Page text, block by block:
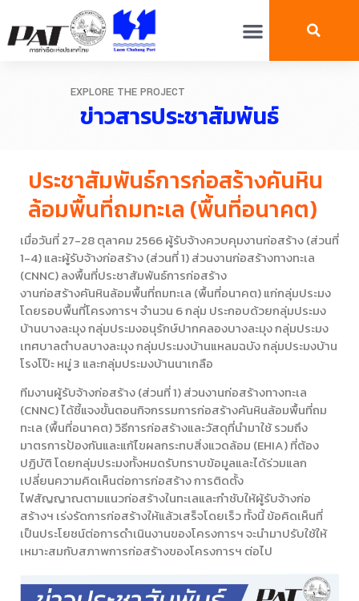
EXPLORE THE PROJECT
ข่าวสารประชาสัมพันธ์
ประชาสัมพันธ์การก่อสร้างคันหิน
ล้อมพื้นที่ถมทะเล (พื้นที่อนาคต)
เมื่อวันที่ 27-28 ตุลาคม 2566 ผู้รับจ้างควบคุมงานก่อสร้าง (ส่วนที่
1-4) และผู้รับจ้างก่อสร้าง (ส่วนที่ 1) ส่วนงานก่อสร้างทางทะเล
(CNNC) ลงพื้นที่ประชาสัมพันธ์การก่อสร้าง
งานก่อสร้างคันหินล้อมพื้นที่ถมทะเล (พื้นที่อนาคต) แก่กลุ่มประมง
โดยรอบพื้นที่โครงการฯ จำนวน 6 กลุ่ม ประกอบด้วยกลุ่มประมง
บ้านบางละมุง กลุ่มประมงอนุรักษ์ปากคลองบางละมุง กลุ่มประมง
เทศบาลตำบลบางละมุง กลุ่มประมงบ้านแหลมฉบัง กลุ่มประมงบ้าน
โรงโป๊ะ หมู่ 3 และกลุ่มประมงบ้านนาเกลือ
ทีมงานผู้รับจ้างก่อสร้าง (ส่วนที่ 1) ส่วนงานก่อสร้างทางทะเล
(CNNC) ได้ชี้แจงขั้นตอนกิจกรรมการก่อสร้างคันหินล้อมพื้นที่ถม
ทะเล (พื้นที่อนาคต) วิธีการก่อสร้างและวัสดุที่นำมาใช้ รวมถึง
มาตรการป้องกันและแก้ไขผลกระทบสิ่งแวดล้อม (EHIA) ที่ต้อง
ปฏิบัติ โดยกลุ่มประมงทั้งหมดรับทราบข้อมูลและได้ร่วมแลก
เปลี่ยนความคิดเห็นต่อการก่อสร้าง การติดตั้ง
ไฟสัญญาณตามแนวก่อสร้างในทะเลและกำชับให้ผู้รับจ้างก่อ
สร้างฯ เร่งรัดการก่อสร้างให้แล้วเสร็จโดยเร็ว ทั้งนี้ ข้อคิดเห็นที่
เป็นประโยชน์ต่อการดำเนินงานของโครงการฯ จะนำมาปรับใช้ให้
เหมาะสมกับสภาพการก่อสร้างของโครงการฯ ต่อไป